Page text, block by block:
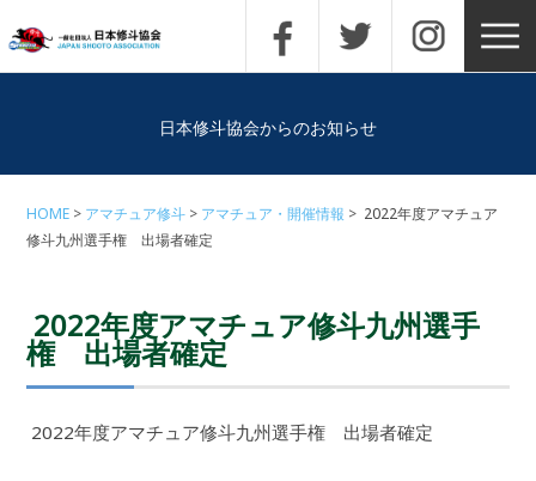
日本修斗協会からのお知らせ
HOME アマチュア修斗 アマチュア・開催情報
2022年度アマチュア
修斗九州選手権 出場者確定
2022年度アマチュア修斗九州選手
権 出場者確定
2022年度アマチュア修斗九州選手権 出場者確定